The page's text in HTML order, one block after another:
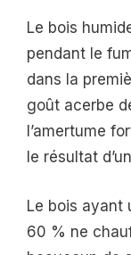
Le bois
pendant le
dans la
goût acerbe
l’amertume
le résultat
Le bois ayant
60 % ne